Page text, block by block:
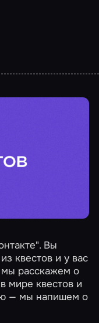
Вы
квестов и у вас
мы расскажем о
мире квестов и
— мы напишем о